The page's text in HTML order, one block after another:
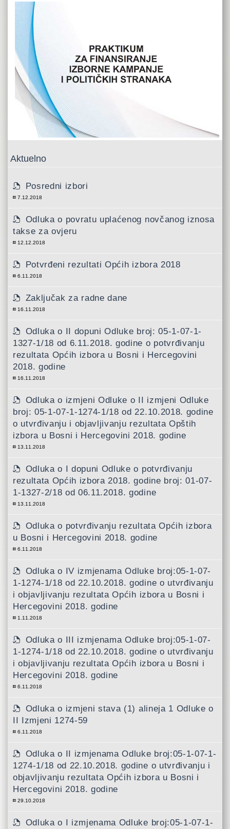
Aktuelno
Posredni izbori
7.12.2018
Odluka o povratu uplaćenog novčanog iznosa
takse za ovjeru
12.12.2018
Potvrđeni rezultati Općih izbora 2018
6.11.2018
Zaključak za radne dane
16.11.2018
Odluka o II dopuni Odluke broj: 05-1-07-1-
1327-1/18 od 6.11.2018. godine o potvrđivanju
rezultata Općih izbora u Bosni i Hercegovini
2018. godine
16.11.2018
Odluka o izmjeni Odluke o II izmjeni Odluke
broj: 05-1-07-1-1274-1/18 od 22.10.2018. godine
o utvrđivanju i objavljivanju rezultata Opštih
izbora u Bosni i Hercegovini 2018. godine
13.11.2018
Odluka o I dopuni Odluke o potvrđivanju
rezultata Općih izbora 2018. godine broj: 01-07-
1-1327-2/18 od 06.11.2018. godine
13.11.2018
Odluka o potvrđivanju rezultata Općih izbora
u Bosni i Hercegovini 2018. godine
6.11.2018
Odluka o IV izmjenama Odluke broj:05-1-07-
1-1274-1/18 od 22.10.2018. godine o utvrđivanju
i objavljivanju rezultata Općih izbora u Bosni i
Hercegovini 2018. godine
1.11.2018
Odluka o III izmjenama Odluke broj:05-1-07-
1-1274-1/18 od 22.10.2018. godine o utvrđivanju
i objavljivanju rezultata Općih izbora u Bosni i
Hercegovini 2018. godine
6.11.2018
Odluka o izmjeni stava (1) alineja 1 Odluke o
II Izmjeni 1274-59
6.11.2018
Odluka o II izmjenama Odluke broj:05-1-07-1-
1274-1/18 od 22.10.2018. godine o utvrđivanju i
objavljivanju rezultata Općih izbora u Bosni i
Hercegovini 2018. godine
29.10.2018
Odluka o I izmjenama Odluke broj:05-1-07-1-